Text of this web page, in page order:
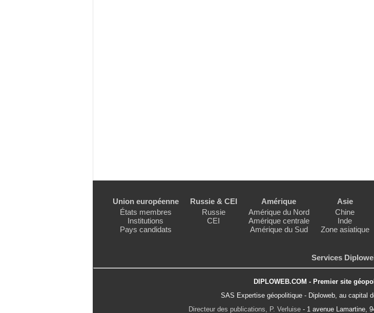
Union européenne
États membres
Institutions
Pays candidats
Russie & CEI
Russie
CEI
Amérique
Amérique du Nord
Amérique centrale
Amérique du Sud
Asie
Chine
Inde
Zone asiatique
Services
DIPLOWEB.COM - Premier site
SAS Expertise géopolitique - Diploweb, au capital
Directeur des publications, P. Verluise - 1 avenue Lamartine,